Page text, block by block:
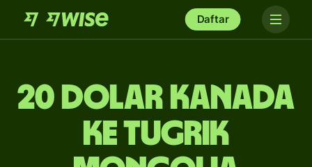
Daftar
20 dolar Kanada
ke tugrik